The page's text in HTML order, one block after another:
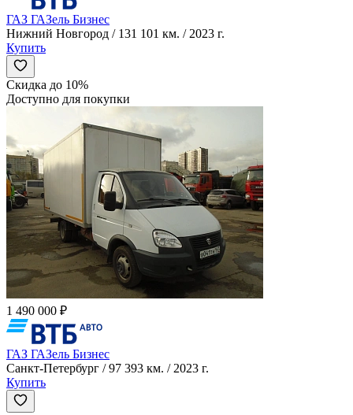
ГАЗ ГАЗель Бизнес
Нижний Новгород / 131 101 км. / 2023 г.
Купить
Скидка до 10%
Доступно для покупки
1 490 000 ₽
ГАЗ ГАЗель Бизнес
Санкт-Петербург / 97 393 км. / 2023 г.
Купить